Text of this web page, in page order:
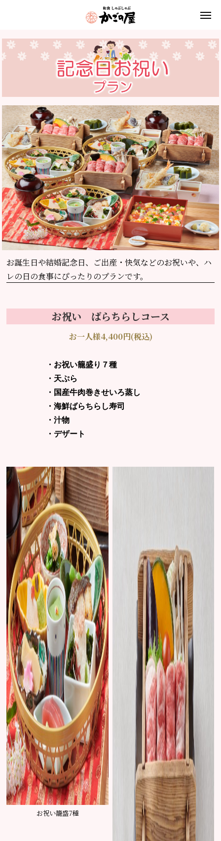
お誕生日や結婚記念日、
ご出産・快気などのお祝いや、ハ
レの日の食事にぴったりのプランです。
お祝い ばらちらしコース
お一人様4,400円(税込)
・お祝い籠盛り７種
・天ぷら
・国産牛肉巻きせいろ蒸し
・海鮮ばらちらし寿司
・汁物
・デザート
お祝い籠盛7種